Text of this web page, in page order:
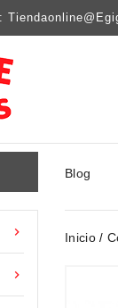


Blog
Inicio